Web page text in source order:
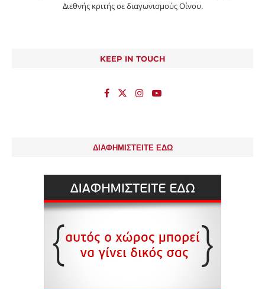
Διεθνής κριτής σε διαγωνισμούς Οίνου.
KEEP IN TOUCH
ΔΙΑΦΗΜΙΣΤΕΙΤΕ ΕΔΩ